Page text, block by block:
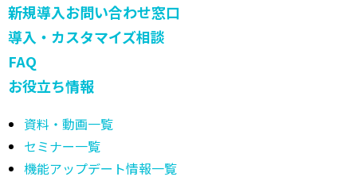
新規導入お問い合わせ窓口
導入・カスタマイズ相談
FAQ
お役立ち情報
資料・動画一覧
セミナー一覧
機能アップデート情報一覧